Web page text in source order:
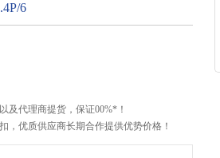
6
及代理商提货，保证00%*！
，优质供应商长期合作提供优势价格！